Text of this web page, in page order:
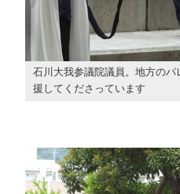
石川大我参議院議員。地方の
援してくださっています